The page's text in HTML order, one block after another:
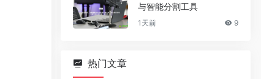
与智能分割工具
1天前 9
热门文章